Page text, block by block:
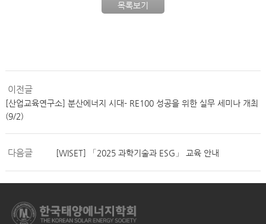
목록보기
이전글
[산업교육연구소] 분산에너지 시대- RE100 성공을 위한 실무 세미나 개최
(9/2)
다음글 [WISET] 「2025 과학기술과 ESG」 교육 안내